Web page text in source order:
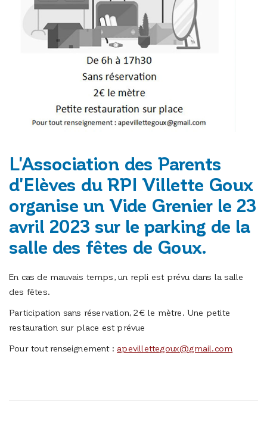
L'Association des Parents
d'Elèves du RPI Villette Goux
organise un Vide Grenier le 23
avril 2023 sur le parking de la
salle des fêtes de Goux.
En cas de mauvais temps, un repli est prévu dans la salle
des fêtes.
Participation sans réservation, 2€ le mètre. Une petite
restauration sur place est prévue
Pour tout renseignement : apevillettegoux@gmail.com